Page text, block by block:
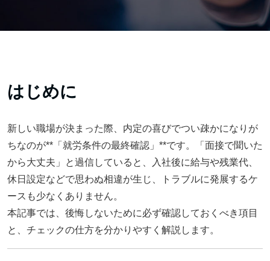
はじめに
新しい職場が決まった際、内定の喜びでつい疎かになりが
ちなのが**「就労条件の最終確認」**です。「面接で聞いた
から大丈夫」と過信していると、入社後に給与や残業代、
休日設定などで思わぬ相違が生じ、トラブルに発展するケ
ースも少なくありません。
本記事では、後悔しないために必ず確認しておくべき項目
と、チェックの仕方を分かりやすく解説します。